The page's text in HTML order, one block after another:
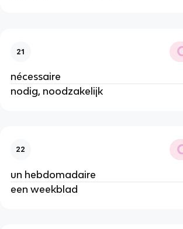
21
nécessaire
nodig, noodzakelijk
22
un hebdomadaire
een weekblad